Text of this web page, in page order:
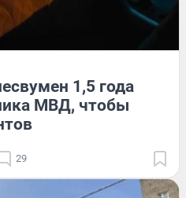
1,5 года
МВД, чтобы
29